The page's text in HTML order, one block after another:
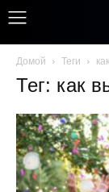
Домой Теги
Тег: как